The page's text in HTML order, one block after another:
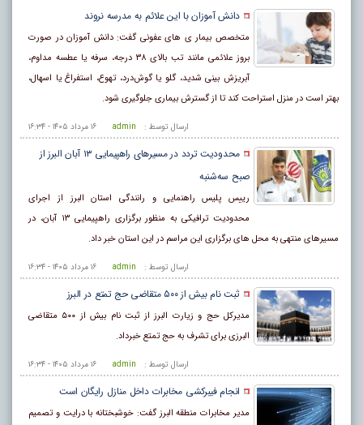
دانش آموزان با این علائم به مدرسه نروند
متخصص بیمار ی های عفونی گفت: دانش آموزان در صورت
بروز علائمی مانند تب بالای ۳۸ درجه، سرفه یا عطسه مداوم،
آبریزش بینی شدید، گلو یا گوش‌درد، تهوع، استفراغ یا اسهال،
بهتر است در منزل استراحت کند تا از گسترش بیماری جلوگیری شود.
۱۶ مرداد ۱۴۰۵ - ۱۶:۳۴ ارسال توسط : admin
محدودیت تردد در مسیرهای راهپیمایی ۱۳ آبان البرز از
صبح سه‌شنبه
رییس پلیس راهنمایی و رانندگی استان البرز از اجرای
محدودیت ترافیکی به منظور برگزاری راهپیمایی ۱۳ آبان، در
مسیرهای منتهی به محل‌ های برگزاری این مراسم در این استان خبر داد.
۱۶ مرداد ۱۴۰۵ - ۱۶:۳۴ ارسال توسط : admin
ثبت نام بیش از ۵۰۰ متقاضی حج تمتع در البرز
مدیرکل حج و زیارت البرز از ثبت نام بیش از ۵۰۰ متقاضی
البرزی برای تشرف به حج تمتع خبرداد.
۱۶ مرداد ۱۴۰۵ - ۱۶:۳۴ ارسال توسط : admin
انجام فیبرکشی مخابرات داخل منازل رایگان است
مدیر مخابرات منطقه البرز گفت: خوشبختانه با درایت و تصمیم